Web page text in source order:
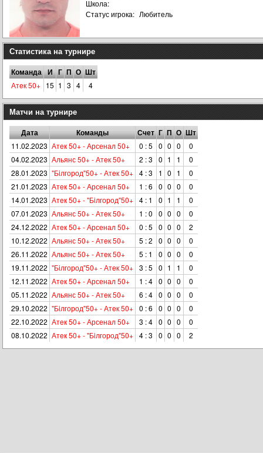
Школа:
Статус игрока: Любитель
Статистика на турнире
Команда И Г П О Шт
Атeк 50+ 15 1 3 4 4
Матчи на турнире
Дата Команды Счет Г П О Шт
11.02.2023 Атeк 50+ - Арсенал 50+ 0 : 5 0 0 0
0
04.02.2023 Альянс 50+ - Атeк 50+ 2 : 3 0 1 1
0
28.01.2023 "Бiлгород"50+ - Атeк 50+ 4 : 3 1 0 1
0
21.01.2023 Атeк 50+ - Арсенал 50+ 1 : 6 0 0 0
0
14.01.2023 Атeк 50+ - "Бiлгород"50+ 4 : 1 0 1 1
0
07.01.2023 Альянс 50+ - Атeк 50+ 1 : 0 0 0 0
0
24.12.2022 Атeк 50+ - Арсенал 50+ 0 : 5 0 0 0
2
10.12.2022 Альянс 50+ - Атeк 50+ 5 : 2 0 0 0
0
26.11.2022 Альянс 50+ - Атeк 50+ 5 : 1 0 0 0
0
19.11.2022 "Бiлгород"50+ - Атeк 50+ 3 : 5 0 1 1
0
12.11.2022 Атeк 50+ - Арсенал 50+ 1 : 4 0 0 0
0
05.11.2022 Альянс 50+ - Атeк 50+ 6 : 4 0 0 0
0
29.10.2022 "Бiлгород"50+ - Атeк 50+ 0 : 6 0 0 0
0
22.10.2022 Атeк 50+ - Арсенал 50+ 3 : 4 0 0 0
0
08.10.2022 Атeк 50+ - "Бiлгород"50+ 4 : 3 0 0 0 2